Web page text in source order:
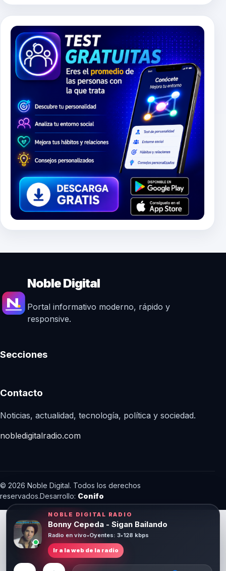
Noble Digital
Portal informativo moderno, rápido y
responsive.
Secciones
Contacto
Noticias, actualidad, tecnología, política y sociedad.
nobledigitalradio.com
© 2026 Noble Digital. Todos los derechos
reservados.Desarrollo: Conifo
NOBLE DIGITAL RADIO
Bonny Cepeda - Sigan Bailando
Radio en vivo•Oyentes: 3•128 kbps
Ir a la web de la radio